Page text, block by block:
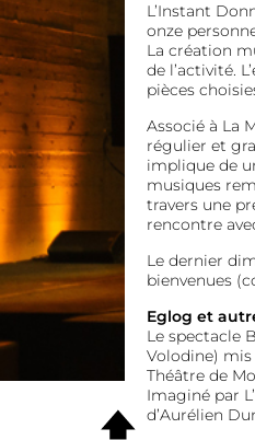
L’Instant
onze
La création
de l’activité.
pièces
Associé à La
régulier et
implique de
musiques
travers une
rencontre
Le dernier
bienvenues
Eglog et
Le spectacle
Volodine) mis
Théâtre de
Imaginé par
d’Aurélien